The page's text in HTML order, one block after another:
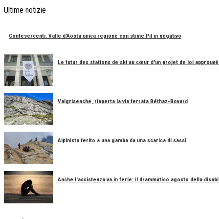
Ultime notizie
Confesercenti: Valle d'Aosta unica regione con stime Pil in negativo
Le futur des stations de ski au cœur d'un projet de loi approuvé
Valgrisenche, riaperta la via ferrata Béthaz-Bovard
Alpinista ferito a una gamba da una scarica di sassi
Anche l'assistenza va in ferie: il drammatico agosto della